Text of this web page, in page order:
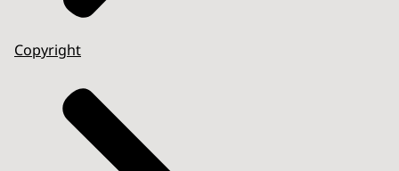
Copyright